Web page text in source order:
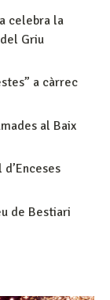
celebra la
Griu
a càrrec
al Baix
de Bestiari